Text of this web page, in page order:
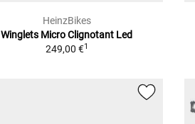
HeinzBikes
Winglets Micro Clignotant Led
249,00 €1